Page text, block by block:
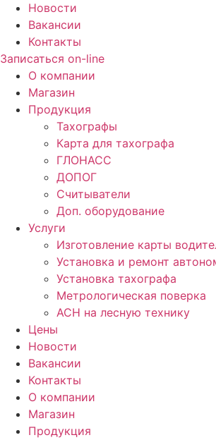
Новости
Вакансии
Контакты
Записаться on-line
О компании
Магазин
Продукция
Тахографы
Карта для тахографа
ГЛОНАСС
ДОПОГ
Считыватели
Доп. оборудование
Услуги
Изготовление карты
Установка и ремонт
Установка тахографа
Метрологическая поверка
АСН на лесную технику
Цены
Новости
Вакансии
Контакты
О компании
Магазин
Продукция